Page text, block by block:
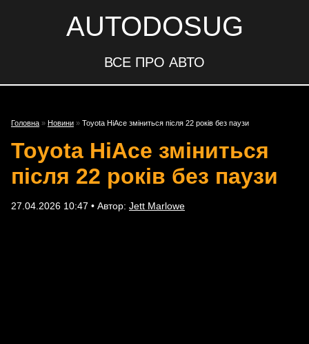
AUTODOSUG
ВСЕ ПРО АВТО
Головна » Новини » Toyota HiAce зміниться після 22 років без паузи
Toyota HiAce зміниться
після 22 років без паузи
27.04.2026 10:47 • Автор: Jett Marlowe